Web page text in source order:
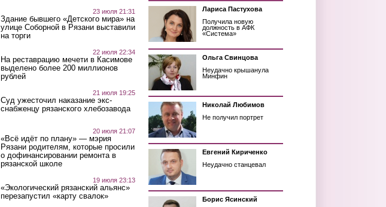
23 июля 21:31
Здание бывшего «Детского мира» на
улице Соборной в Рязани выставили
на торги
22 июля 22:34
На реставрацию мечети в Касимове
выделено более 200 миллионов
рублей
21 июля 19:25
Суд ужесточил наказание экс-
снабженцу рязанского хлебозавода
20 июля 21:07
«Всё идёт по плану» — мэрия
Рязани родителям, которые просили
о дофинансировании ремонта в
рязанской школе
19 июля 23:13
«Экологический рязанский альянс»
перезапустил «карту свалок»
Лариса Пастухова
Получила новую
должность в АФК
«Система»
Ольга Свинцова
Неудачно крышанула
Минфин
Николай Любимов
Не получил портрет
Евгений Кириченко
Неудачно станцевал
Борис Ясинский